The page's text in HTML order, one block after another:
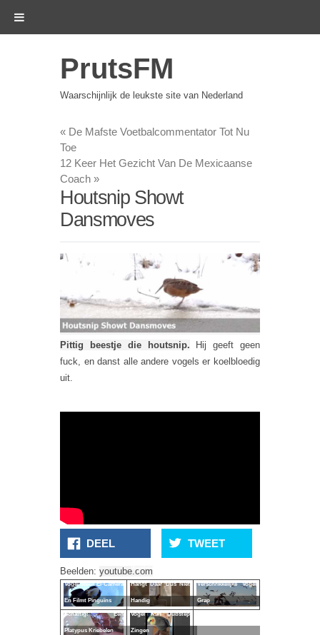
PrutsFM
Waarschijnlijk de leukste site van Nederland
« De Mafste Voetbalcommentator Tot Nu
Toe
12 Keer Het Gezicht Van De Mexicaanse
Coach »
Houtsnip Showt
Dansmoves
Pittig beestje die houtsnip. Hij geeft geen
fuck, en danst alle andere vogels er koelbloedig
uit.
DEEL TWEET
Beelden: youtube.com
Vogel Steelt Ei-Camera
En Filmt Pinguïns
Hangt Daar Dus Niet
Handig
Verschrikkelijke Vogel
Grap
Schattig! Een
Platypus Kriebelen
Vogel Kan Dubstep
Zingen